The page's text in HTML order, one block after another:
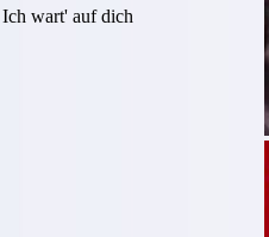
Ich wart' auf dich